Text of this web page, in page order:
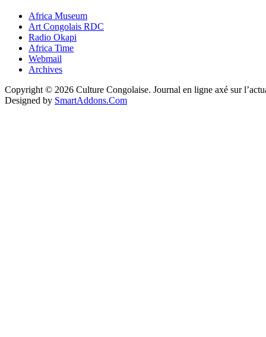
Africa Museum
Art Congolais RDC
Radio Okapi
Africa Time
Webmail
Archives
Copyright © 2026 Culture Congolaise. Journal en ligne axé sur
Designed by SmartAddons.Com